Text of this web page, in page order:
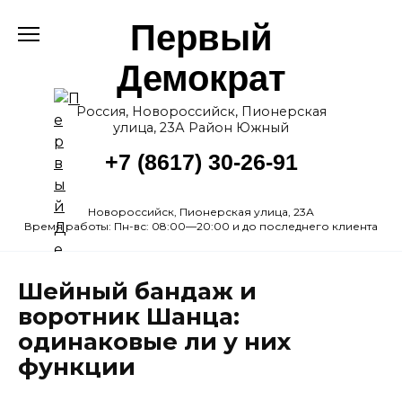
Первый
Демократ
Россия, Новороссийск, Пионерская
улица, 23А Район Южный
+7 (8617) 30-26-91
Новороссийск, Пионерская улица, 23А
Время работы: Пн-вс: 08:00—20:00 и до последнего клиента
Шейный бандаж и
воротник Шанца:
одинаковые ли у них
функции